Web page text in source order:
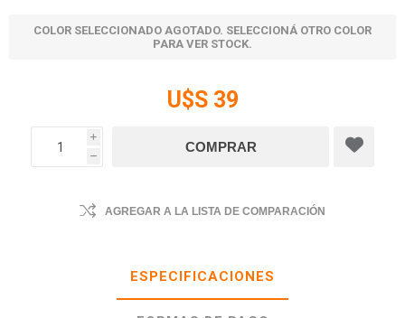
COLOR SELECCIONADO AGOTADO. SELECCIONÁ OTRO COLOR
PARA VER STOCK.
U$S 39
i
h
AGREGAR A LA LISTA DE COMPARACIÓN
ESPECIFICACIONES